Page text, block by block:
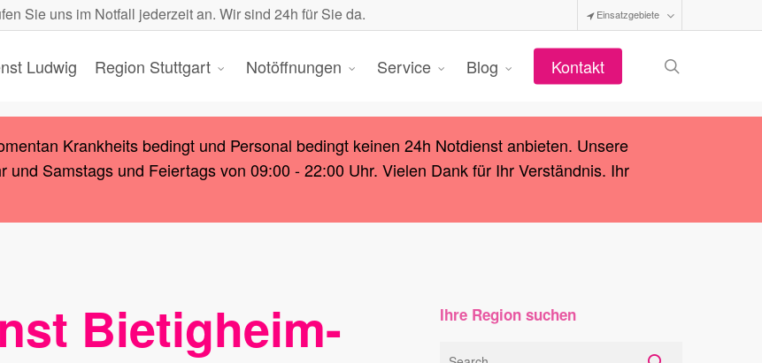
Sie uns im Notfall jederzeit an. Wir sind 24h für Sie da. Einsatzgebiete
Ludwig Region Stuttgart Notöffnungen Service Blog Kontakt
Krankheits bedingt und Personal bedingt keinen 24h Notdienst anbieten. Unsere
und Samstags und Feiertags von 09:00 - 22:00 Uhr. Vielen Dank für Ihr Verständnis. Ihr
Bietigheim- Ihre Region suchen